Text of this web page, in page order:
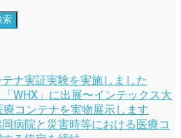
ナ実証実験を実施しました
「WHX」に出展〜インテックス大
コンテナを実物展示します
病院と災害時等における医療コ